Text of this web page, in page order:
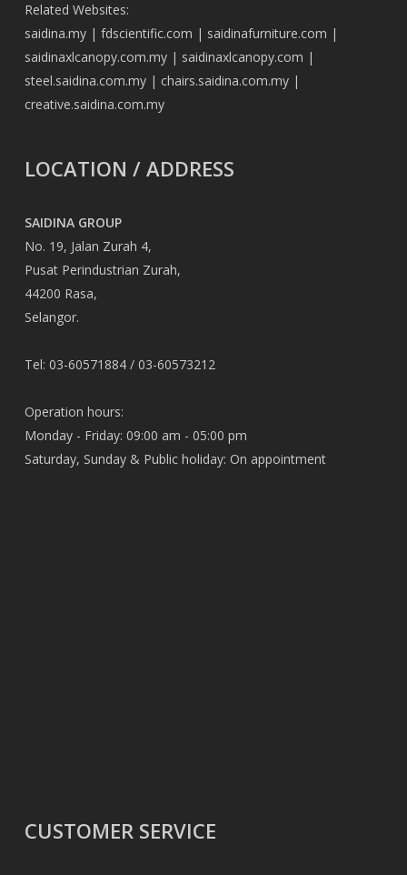
Related Websites:
saidina.my| fdscientific.com | saidinafurniture.com |
saidinaxlcanopy.com.my| saidinaxlcanopy.com |
steel.saidina.com.my| chairs.saidina.com.my|
creative.saidina.com.my
LOCATION / ADDRESS
SAIDINA GROUP
No. 19, Jalan Zurah 4,
Pusat Perindustrian Zurah,
44200 Rasa,
Selangor.
Tel: 03-60571884 / 03-60573212
Operation hours:
Monday - Friday: 09:00 am - 05:00 pm
Saturday, Sunday & Public holiday: On appointment
CUSTOMER SERVICE